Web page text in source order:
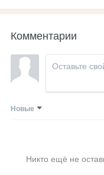
Комментарии
Новые
Никто ещё не